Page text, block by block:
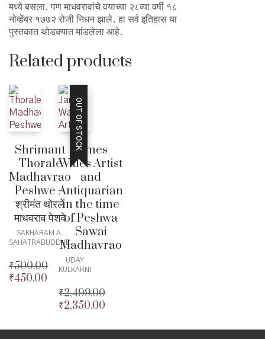
मध्ये बसला. पण माधवरावांचे वयाच्या २८व्या वर्षी १८
नोव्हेंबर १७७२ रोजी निधन झाले. हा सर्व इतिहास या
पुस्तकात थोडक्यात मांडलेला आहे.
Related products
Shrimant
Thorale
Madhavrao
Peshwe –
श्रीमंत थोरले
माधवराव पेशवे
SAKHARAM A.
SAHATRABUDDHE
₹500.00
Original
₹450.00
₹450.00.
OUT OF STOCK
James
Wales Artist
and
Antiquarian
in the time
of Peshwa
Sawai
Madhavrao
UDAY
KULKARNI
₹2,499.00
Original
was:
₹2,350.00
price